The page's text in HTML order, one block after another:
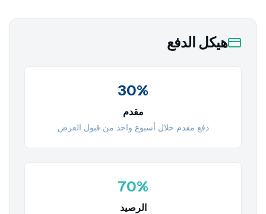
هيكل الدفع
30%
مقدم
دفع مقدم خلال أسبوع واحد من قبول العرض
70%
الرصيد